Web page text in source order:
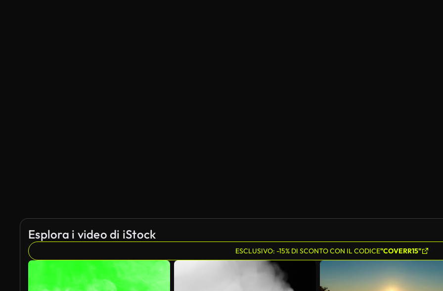
Esplora i video di iStock
ESCLUSIVO: -15% DI SCONTO CON IL CODICE"COVERR15"